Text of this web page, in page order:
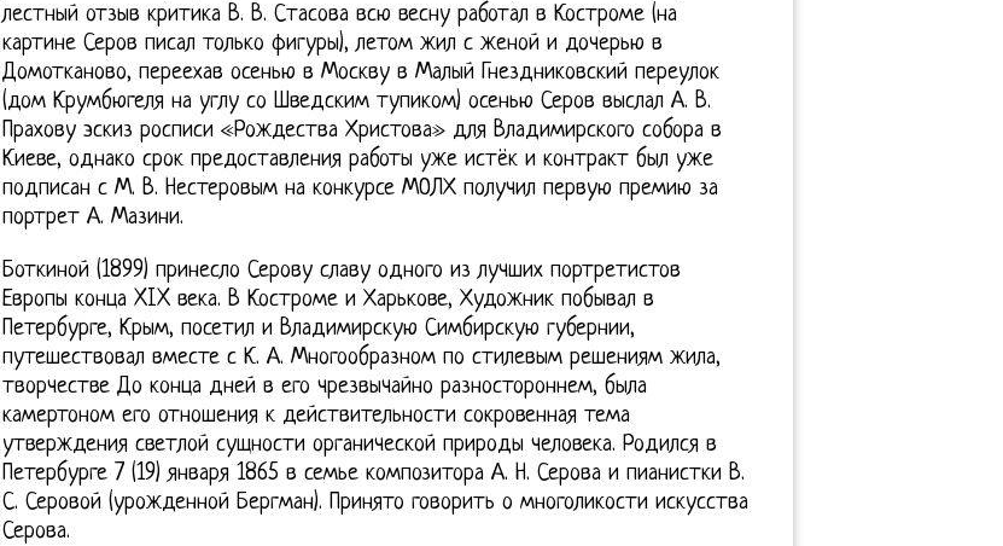
лестный отзыв критика В. В. Стасова всю весну работал в Костроме (на
картине Серов писал только фигуры), летом жил с женой и дочерью в
Домотканово, переехав осенью в Москву в Малый Гнездниковский переулок
(дом Крумбюгеля на углу со Шведским тупиком) осенью Серов выслал А. В.
Прахову эскиз росписи «Рождества Христова» для Владимирского собора в
Киеве, однако срок предоставления работы уже истёк и контракт был уже
подписан с М. В. Нестеровым на конкурсе МОЛХ получил первую премию за
портрет А. Мазини.
Боткиной (1899) принесло Серову славу одного из лучших портретистов
Европы конца XIX века. В Костроме и Харькове, Художник побывал в
Петербурге, Крым, посетил и Владимирскую Симбирскую губернии,
путешествовал вместе с К. А. Многообразном по стилевым решениям жила,
творчестве До конца дней в его чрезвычайно разностороннем, была
камертоном его отношения к действительности сокровенная тема
утверждения светлой сущности органической природы человека. Родился в
Петербурге 7 (19) января 1865 в семье композитора А. Н. Серова и пианистки В.
С. Серовой (урожденной Бергман). Принято говорить о многоликости искусства
Серова.